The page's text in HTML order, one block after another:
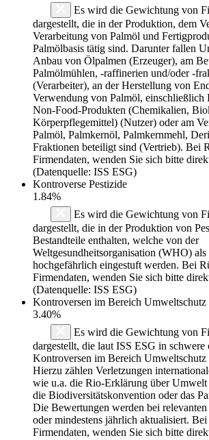
Es wird die Gewichtung von
dargestellt, die in der Produktion, dem
Verarbeitung von Palmöl und
Palmölbasis tätig sind. Darunter fallen
Anbau von Ölpalmen (Erzeuger), am
Palmölmühlen, -raffinerien und/oder -
(Verarbeiter), an der Herstellung von
Verwendung von Palmöl, einschließlich
Non-Food-Produkten (Chemikalien,
Körperpflegemittel) (Nutzer) oder am
Palmöl, Palmkernöl, Palmkernmehl,
Fraktionen beteiligt sind (Vertrieb). Bei
Firmendaten, wenden Sie sich bitte
(Datenquelle: ISS ESG)
Kontroverse Pestizide
1.84%
Es wird die Gewichtung von
dargestellt, die in der Produktion von
Bestandteile enthalten, welche von der
Weltgesundheitsorganisation (WHO) als
hochgefährlich eingestuft werden. Bei
Firmendaten, wenden Sie sich bitte
(Datenquelle: ISS ESG)
Kontroversen im Bereich Umweltschutz
3.40%
Es wird die Gewichtung von
dargestellt, die laut ISS ESG in schwere
Kontroversen im Bereich
Hierzu zählen Verletzungen
wie u.a. die Rio-Erklärung über
die Biodiversitätskonvention oder das
Die Bewertungen werden bei
oder mindestens jährlich aktualisiert.
Firmendaten, wenden Sie sich bitte